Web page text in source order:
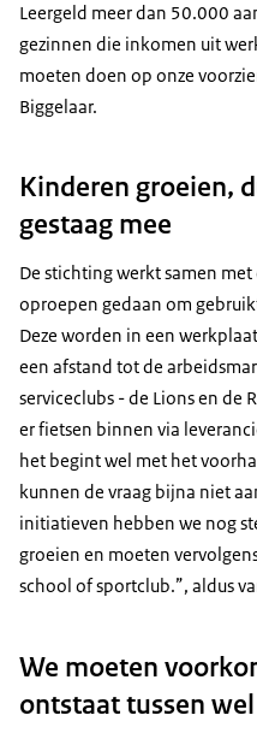
Leergeld meer dan 50.000
gezinnen die inkomen uit
moeten doen op onze
Biggelaar.
Kinderen groeien,
gestaag mee
De stichting werkt samen
oproepen gedaan om
Deze worden in een
een afstand tot de
serviceclubs - de Lions en de
er fietsen binnen via
het begint wel met het
kunnen de vraag bijna niet
initiatieven hebben we nog
groeien en moeten
school of sportclub.”, aldus
We moeten
ontstaat tussen